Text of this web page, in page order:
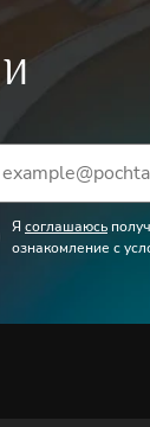
Я соглашаюсь
ознакомление с